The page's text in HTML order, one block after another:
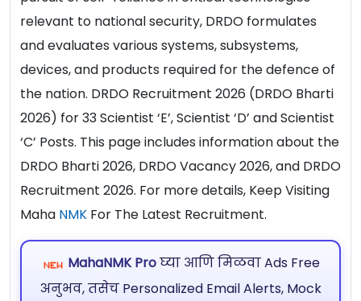
relevant to national security, DRDO formulates
and evaluates various systems, subsystems,
devices, and products required for the defence of
the nation. DRDO Recruitment 2026 (DRDO Bharti
2026) for 33 Scientist ‘E’, Scientist ‘D’ and Scientist
‘C’ Posts. This page includes information about the
DRDO Bharti 2026, DRDO Vacancy 2026, and DRDO
Recruitment 2026. For more details, Keep Visiting
Maha NMK For The Latest Recruitment.
MahaNMK Proघ्या आणि मिळवा Ads Free
अनुभव, तसेच Personalized Email Alerts, Mock